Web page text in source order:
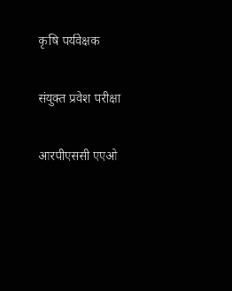
कृषि पर्यवेक्षक
संयुक्त प्रवेश परीक्षा
आरपीएससी एएओ